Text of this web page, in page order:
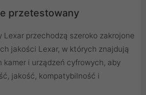
przetestowany
Lexar przechodzą szeroko zakrojone
jakości Lexar, w których znajdują
kamer i urządzeń cyfrowych, aby
jakość, kompatybilność i